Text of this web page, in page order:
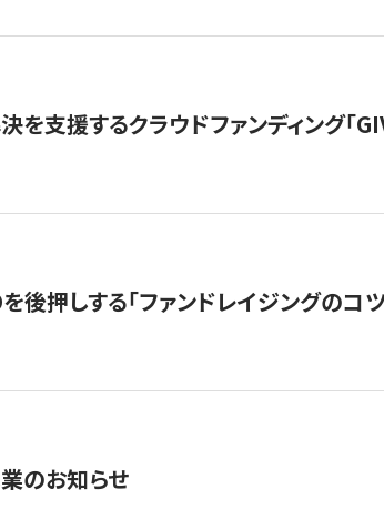
を支援するクラウドファンディング
後押しする「ファンドレイジングのコ
のお知らせ